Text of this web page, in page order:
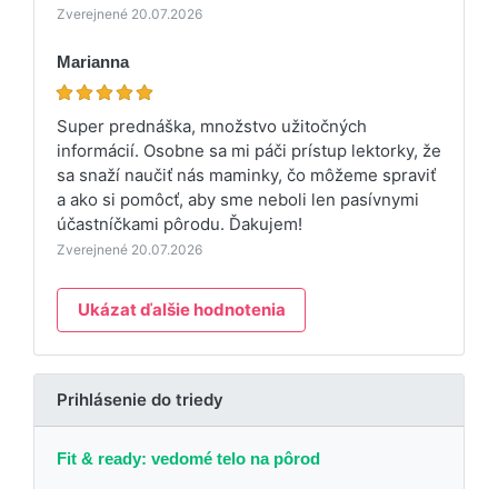
Zverejnené 20.07.2026
Marianna
Super prednáška, množstvo užitočných
informácií. Osobne sa mi páči prístup lektorky, že
sa snaží naučiť nás maminky, čo môžeme spraviť
a ako si pomôcť, aby sme neboli len pasívnymi
účastníčkami pôrodu. Ďakujem!
Zverejnené 20.07.2026
Ukázat ďalšie hodnotenia
Prihlásenie do triedy
Fit & ready: vedomé telo na pôrod